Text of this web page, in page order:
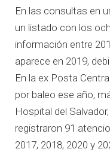
En las consultas en
un listado con los
información entre
aparece en 2019,
En la ex Posta
por baleo ese año,
Hospital del
registraron 91
2017, 2018, 2020 y